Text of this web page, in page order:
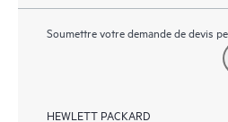
Soumettre votre demande de devis
HEWLETT PACKARD